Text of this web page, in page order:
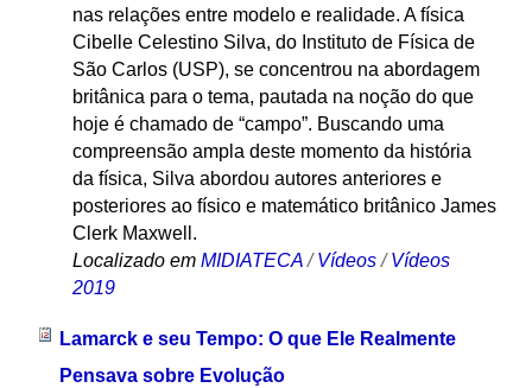
nas relações entre modelo e realidade. A física
Cibelle Celestino Silva, do Instituto de Física de
São Carlos (USP), se concentrou na abordagem
britânica para o tema, pautada na noção do que
hoje é chamado de “campo”. Buscando uma
compreensão ampla deste momento da história
da física, Silva abordou autores anteriores e
posteriores ao físico e matemático britânico James
Clerk Maxwell.
Localizado em MIDIATECA / Vídeos / Vídeos
2019
Lamarck e seu Tempo: O que Ele Realmente
Pensava sobre Evolução